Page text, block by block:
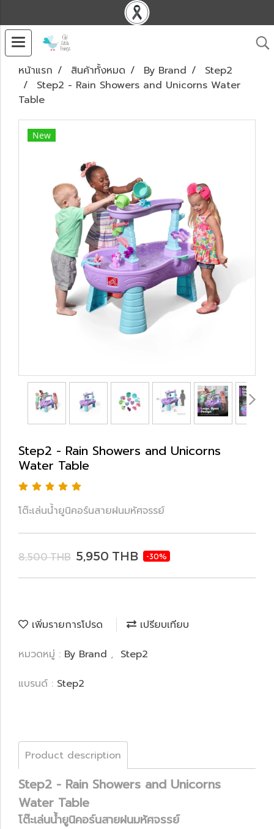
หน้าแรก สินค้าทั้งหมด By Brand
Step2
Step2 - Rain Showers and Unicorns Water
Table
New
Step2 - Rain Showers and Unicorns
Water Table
โต๊ะเล่นน้ำยูนิคอร์นสายฝนมหัศจรรย์
8,500 THB 5,950 THB -30%
เพิ่มรายการโปรด
เปรียบเทียบ
หมวดหมู่ : By Brand , Step2
แบรนด์ : Step2
Product description
Step2 - Rain Showers and Unicorns
Water Table
โต๊ะเล่นน้ำยูนิคอร์นสายฝนมหัศจรรย์